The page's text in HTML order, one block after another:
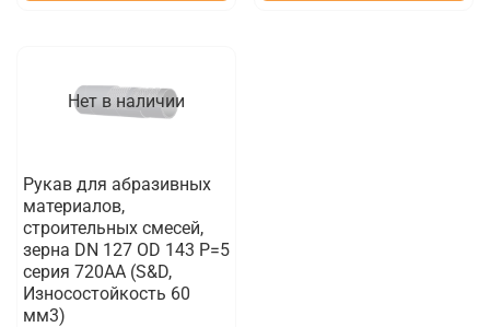
Нет в наличии
Рукав для абразивных
материалов,
строительных смесей,
зерна DN 127 OD 143 Р=5
серия 720АА (S&D,
Износостойкость 60
мм3)